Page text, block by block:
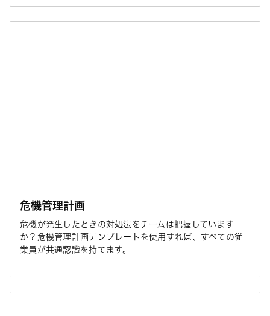
危機管理計画
危機が発生したときの対処法をチームは把握しています
か？危機管理計画テンプレートを使用すれば、すべての従
業員が共通認識を持てます。